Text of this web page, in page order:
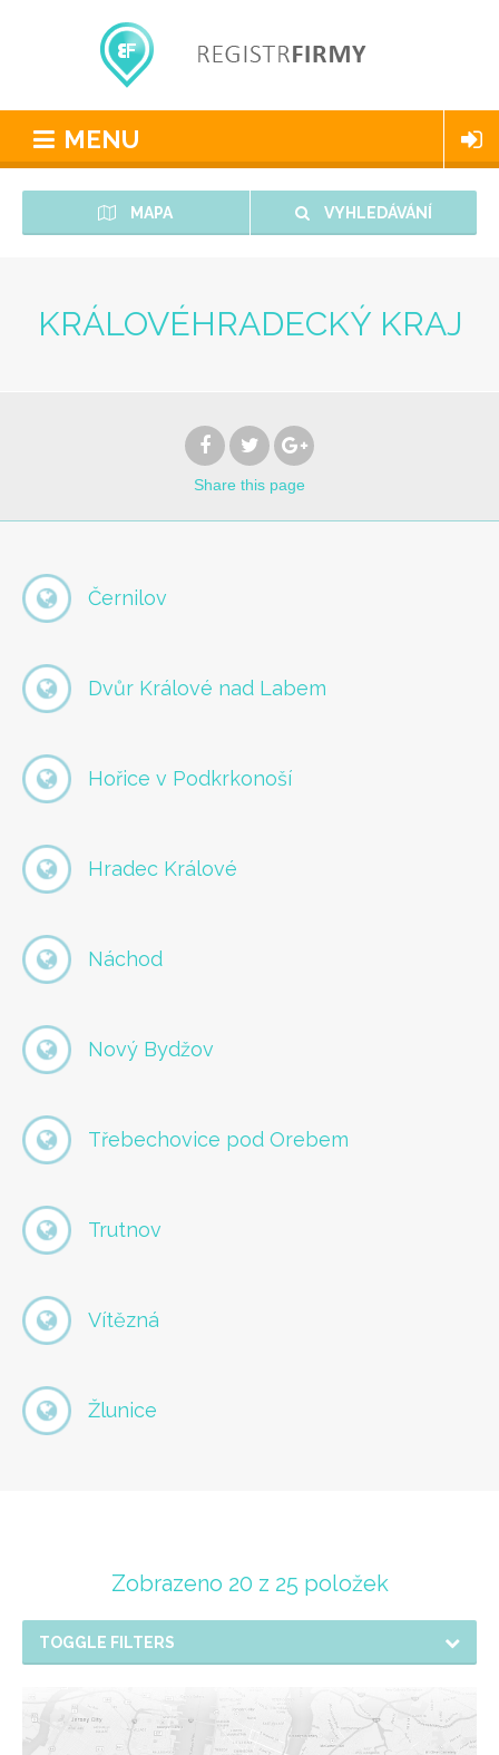
MENU
MAPA VYHLEDÁVÁNÍ
KRÁLOVÉHRADECKÝ KRAJ
Share this page
Černilov
Dvůr Králové nad Labem
Hořice v Podkrkonoší
Hradec Králové
Náchod
Nový Bydžov
Třebechovice pod Orebem
Trutnov
Vítězná
Žlunice
Zobrazeno 20 z 25 položek
TOGGLE FILTERS